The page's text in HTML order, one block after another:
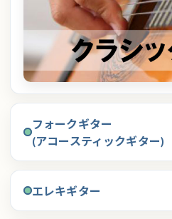
フォークギター
(アコースティックギター)
エレキギター